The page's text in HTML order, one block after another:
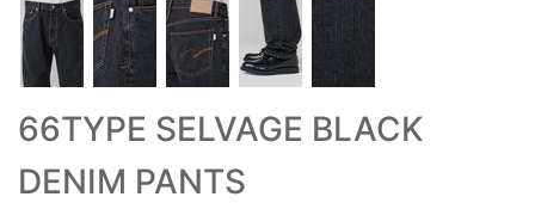
MENS : メンズ
LADIES : レディース
新規会員登録
お買い物カゴ
66TYPE SELVAGE BLACK
DENIM PANTS